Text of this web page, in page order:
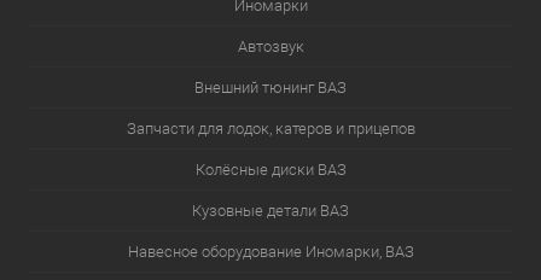
Иномарки
Автозвук
Внешний тюнинг ВАЗ
Запчасти для лодок, катеров и прицепов
Колёсные диски ВАЗ
Кузовные детали ВАЗ
Навесное оборудование Иномарки, ВАЗ